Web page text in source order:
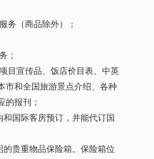
务（商品除外）；
；
目宣传品、饭店价目表、中英
市和全国旅游景点介绍、各种
的报刊；
和国际客房预订，并能代订国
贵重物品保险箱。保险箱位